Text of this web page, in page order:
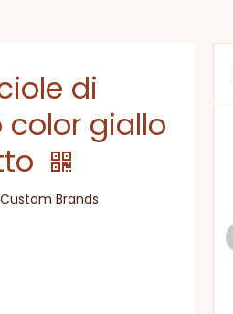
di
giallo
Brands